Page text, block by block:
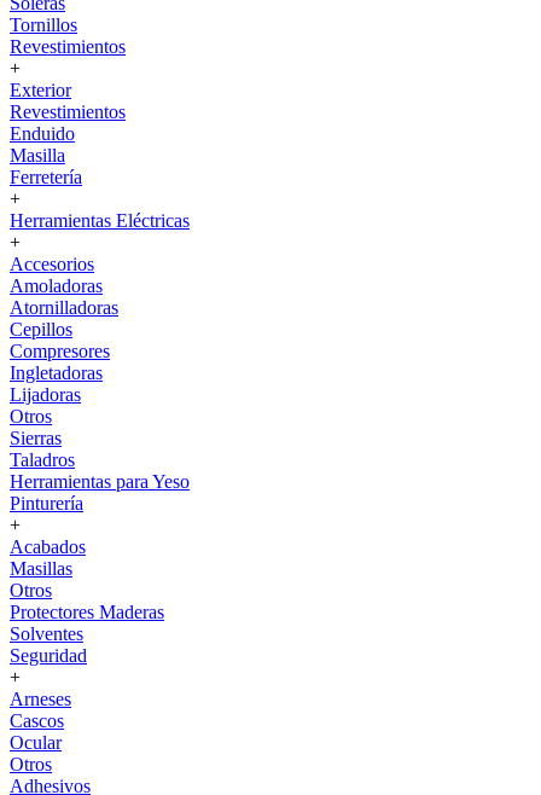
Tornillos
Revestimientos
+
Exterior
Revestimientos
Enduido
Masilla
Ferretería
+
Herramientas Eléctricas
+
Accesorios
Amoladoras
Atornilladoras
Cepillos
Compresores
Ingletadoras
Lijadoras
Otros
Sierras
Taladros
Herramientas para Yeso
Pinturería
+
Acabados
Masillas
Otros
Protectores Maderas
Solventes
Seguridad
+
Arneses
Cascos
Ocular
Otros
Adhesivos